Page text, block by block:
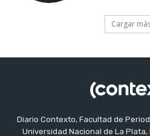
Cargar
Diario Contexto, Facultad de
Universidad Nacional de La